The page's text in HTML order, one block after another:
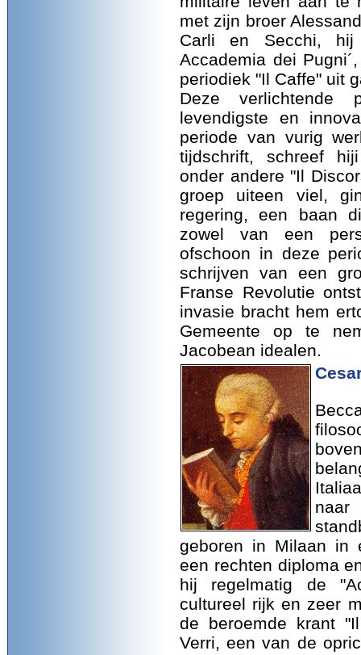
met zijn broer
Carli en Secchi,
Accademia dei
periodiek "Il Caffe" uit
Deze
levendigste en
periode van vurig
tijdschrift, schreef
onder andere "Il
groep uiteen viel,
regering, een baan
zowel van een
ofschoon in deze
schrijven van een
Franse Revolutie
invasie bracht hem
Gemeente op te
Jacobean idealen.
geboren in Milaan in
een rechten diploma
hij regelmatig de
cultureel rijk en zeer
de beroemde krant
Verri, een van de